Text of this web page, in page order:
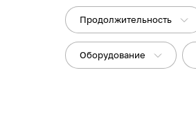
Продолжительность
Оборудование